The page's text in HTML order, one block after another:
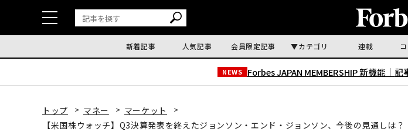
新着記事 人気記事 会員限定記事 カテゴリ 連載
NEWS Forbes JAPAN MEMBERSHIP 新機能｜ 記
トップ マネー
マーケット
【米国株ウォッチ】Q3決算発表を終えたジョンソン・エンド・ジョンソン、今後の見通しは？